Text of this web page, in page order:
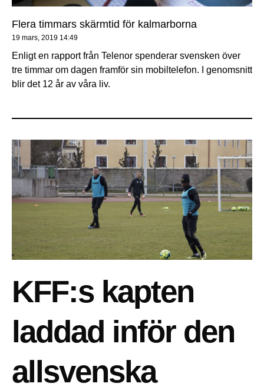
Flera timmars skärmtid för kalmarborna
19 mars, 2019 14:49
Enligt en rapport från Telenor spenderar svensken över
tre timmar om dagen framför sin mobiltelefon. I genomsnitt
blir det 12 år av våra liv.
KFF:s kapten
laddad inför den
allsvenska